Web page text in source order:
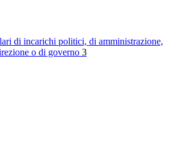
di incarichi politici, di amministrazione,
o di governo 3